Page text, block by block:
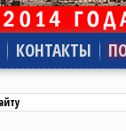
КОНТАКТЫ